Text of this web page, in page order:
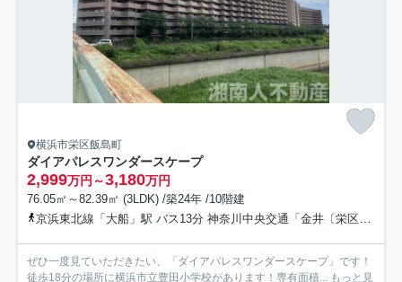
横浜市栄区飯島町
ダイアパレスワンダースケープ
2,999万円～3,180万円
76.05㎡～82.39㎡ (3LDK) /築24年 /10階建
京浜東北線「大船」駅 バス13分 神奈川中央交通「金井〔栄区〕」 停歩9分
ぜひ一度見ていただきたい、「ダイアパレスワンダースケープ」です！
徒歩18分の場所に横浜市立豊田小学校があります！専有面積... もっと見